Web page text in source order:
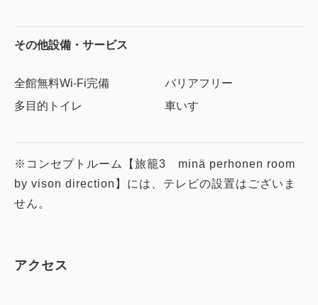
その他設備・サービス
全館無料Wi-Fi完備
バリアフリー
多目的トイレ
車いす
※コンセプトルーム【旅籠3 minä perhonen room
by vison direction】には、テレビの設置はございま
せん。
アクセス